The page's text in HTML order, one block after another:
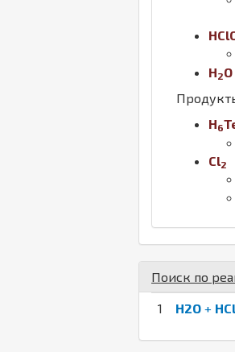
HCl
H2O
H6
Cl2
Поиск по
1 H2O +